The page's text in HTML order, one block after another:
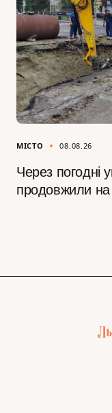
МІСТО 08.08.26
Через погодні
продовжили на